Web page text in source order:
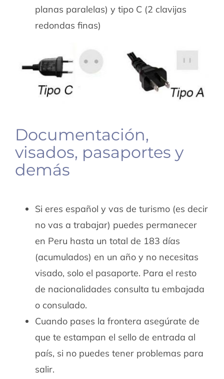
planas paralelas) y tipo C (2 clavijas
redondas finas)
Documentación,
visados, pasaportes y
demás
Si eres español y vas de turismo (es decir
no vas a trabajar) puedes permanecer
en Peru hasta un total de 183 días
(acumulados) en un año y no necesitas
visado, solo el pasaporte. Para el resto
de nacionalidades consulta tu embajada
o consulado.
Cuando pases la frontera asegúrate de
que te estampan el sello de entrada al
país, si no puedes tener problemas para
salir.